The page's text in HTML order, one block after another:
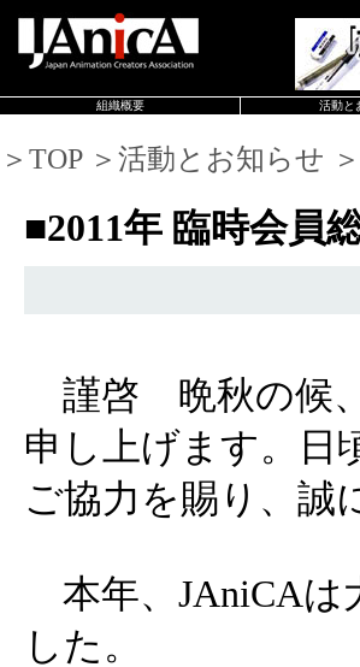
組織概要 活動と
＞TOP ＞活動とお知らせ
■2011年 臨時会員
謹啓 晩秋の候
申し上げます。日
ご協力を賜り、誠
本年、JAniCAは
した。